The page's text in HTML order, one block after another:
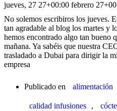
jueves, 27 27+00:00 febrero
No solemos escribiros los jueves.
tan agradable al blog los martes y
hemos encontrado algo tan bueno
mañana. Ya sabéis que nuestra
trasladado a Dubai para dirigir la
empresa
Publicado en alimentación
calidad infusiones ,